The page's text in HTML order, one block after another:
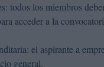
todos los miembros
acceder a la
el aspirante a
general.